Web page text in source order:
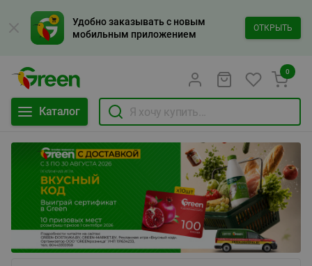
Удобно заказывать с новым
мобильным приложением
ОТКРЫТЬ
Каталог
0